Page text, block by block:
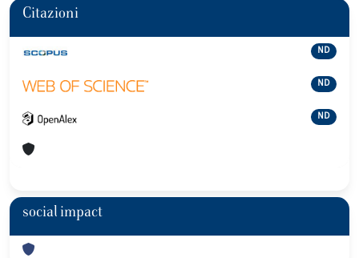
Citazioni
ND
ND
ND
social impact